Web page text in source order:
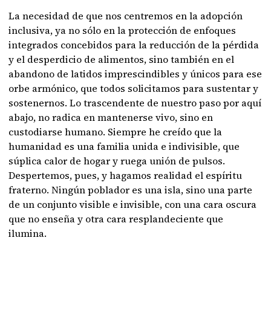
La necesidad de que nos centremos en la adopción
inclusiva, ya no sólo en la protección de enfoques
integrados concebidos para la reducción de la pérdida
y el desperdicio de alimentos, sino también en el
abandono de latidos imprescindibles y únicos para ese
orbe armónico, que todos solicitamos para sustentar y
sostenernos. Lo trascendente de nuestro paso por aquí
abajo, no radica en mantenerse vivo, sino en
custodiarse humano. Siempre he creído que la
humanidad es una familia unida e indivisible, que
súplica calor de hogar y ruega unión de pulsos.
Despertemos, pues, y hagamos realidad el espíritu
fraterno. Ningún poblador es una isla, sino una parte
de un conjunto visible e invisible, con una cara oscura
que no enseña y otra cara resplandeciente que
ilumina.